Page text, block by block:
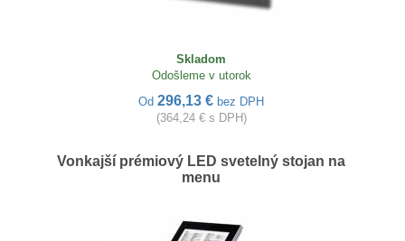
Skladom
Odošleme v utorok
Od 296,13 € bez DPH
(364,24 € s DPH)
Vonkajší prémiový LED svetelný stojan na
menu